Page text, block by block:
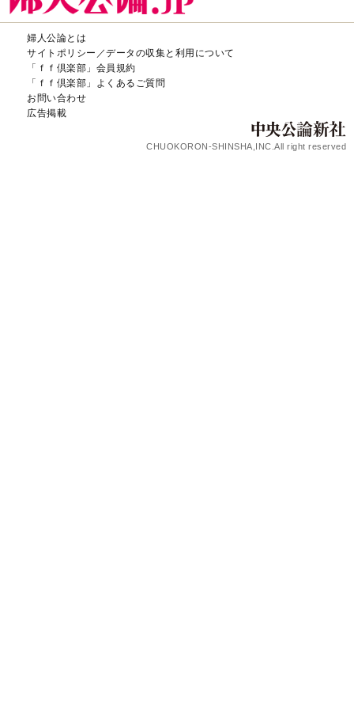
婦人公論とは
サイトポリシー／データの収集と利用について
「ｆｆ倶楽部」会員規約
「ｆｆ倶楽部」よくあるご質問
お問い合わせ
広告掲載
CHUOKORON-SHINSHA,INC.All right reserved